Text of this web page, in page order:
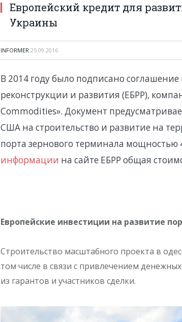
Европейский кредит для
Украины
INFORMER 25.09.2016
В 2014 году было подписано
реконструкции и развития (ЕБРР),
Commodities». Документ
США на строительство и развитие на
порта зернового терминала мощностью
информации на сайте ЕБРР общая
Европейские инвестиции на развитие
Строительство масштабного проекта в
том числе в связи с привлечением
из гарантов и участников сделки.